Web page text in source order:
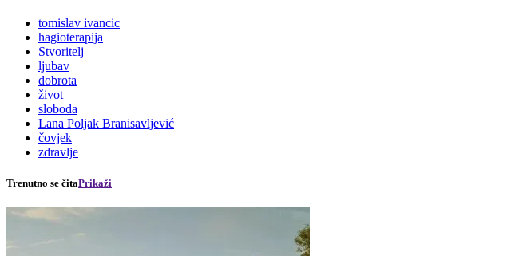
tomislav ivancic
hagioterapija
Stvoritelj
ljubav
dobrota
život
sloboda
Lana Poljak Branisavljević
čovjek
zdravlje
Trenutno se čitaPrikaži